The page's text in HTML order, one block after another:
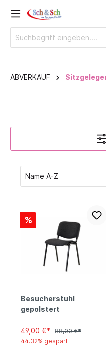
ABVERKAUF
%
Besucherstuhl
gepolstert
49,00 €*
88,00 €*
44.32% gespart